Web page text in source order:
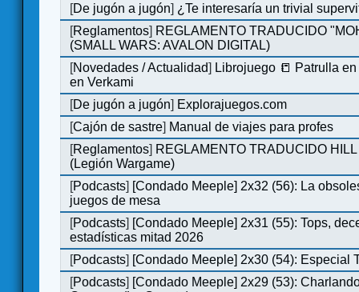
[De jugón a jugón] ¿Te interesaría un trivial
[Reglamentos] REGLAMENTO TRADUCIDO
(SMALL WARS: AVALON DIGITAL)
[Novedades / Actualidad] Librojuego 📒 Patrulla
en Verkami
[De jugón a jugón] Explorajuegos.com
[Cajón de sastre] Manual de viajes para profes
[Reglamentos] REGLAMENTO TRADUCIDO
(Legión Wargame)
[Podcasts] [Condado Meeple] 2x32 (56): La
juegos de mesa
[Podcasts] [Condado Meeple] 2x31 (55): Tops,
estadísticas mitad 2026
[Podcasts] [Condado Meeple] 2x30 (54): Especial
[Podcasts] [Condado Meeple] 2x29 (53):